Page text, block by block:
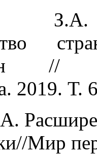
З.А.
//
2019.
Мир